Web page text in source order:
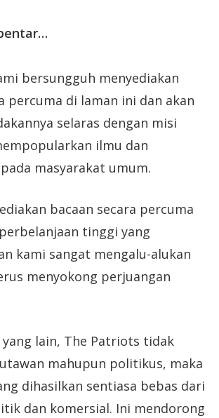
bersungguh menyediakan
percuma di laman ini dan akan
selaras dengan misi
ilmu dan
masyarakat umum.
bacaan secara percuma
tinggi yang
kami sangat mengalu-alukan
menyokong perjuangan
lain, The Patriots tidak
mahupun politikus, maka
dihasilkan sentiasa bebas dari
dan komersial. Ini mendorong